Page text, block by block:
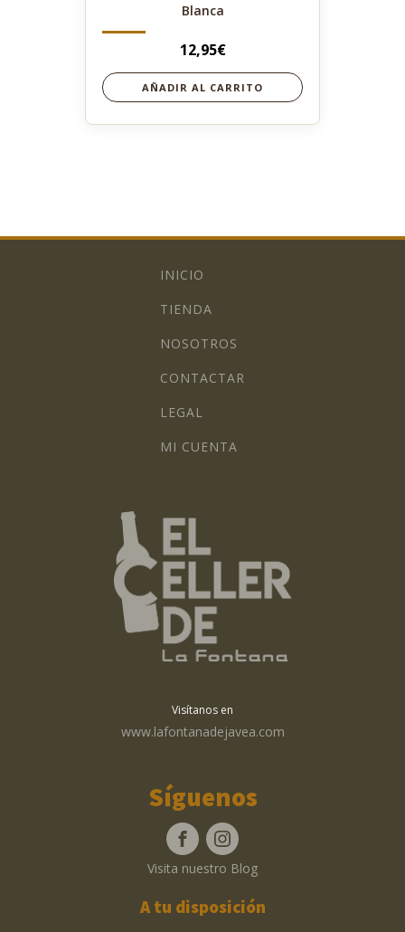
Blanca
12,95€
AÑADIR AL CARRITO
INICIO
TIENDA
NOSOTROS
CONTACTAR
LEGAL
MI CUENTA
Visítanos en
www.lafontanadejavea.com
Síguenos
Visita nuestro Blog
A tu disposición